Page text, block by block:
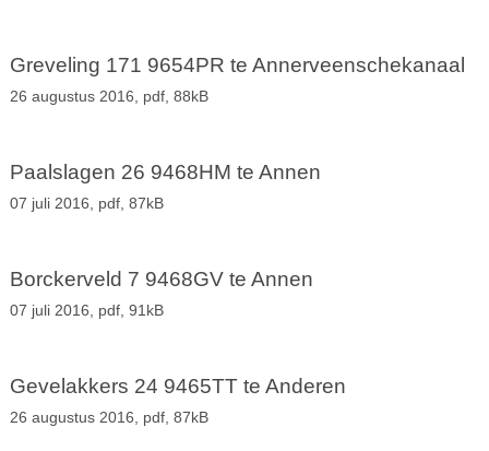
Greveling 171 9654PR te Annerveenschekanaal
26 augustus 2016, pdf, 88kB
Paalslagen 26 9468HM te Annen
07 juli 2016, pdf, 87kB
Borckerveld 7 9468GV te Annen
07 juli 2016, pdf, 91kB
Gevelakkers 24 9465TT te Anderen
26 augustus 2016, pdf, 87kB